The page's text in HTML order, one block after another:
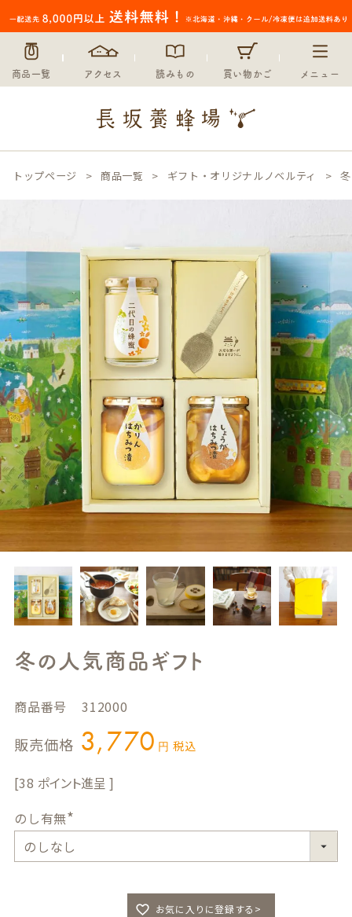
商品一覧 アクセス 読みもの 買い物かご メニュー
トップページ 商品一覧 ギフト・オリジナルノベルティ
冬の人気商品ギフト
商品番号 312000
販売価格 3,770 税込
38
のし有無
(
必
須
お気に入りに登録する>